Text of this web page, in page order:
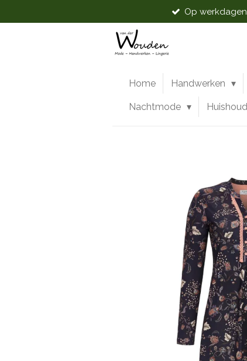
direct
Op
Home Handwerken
Nachtmode